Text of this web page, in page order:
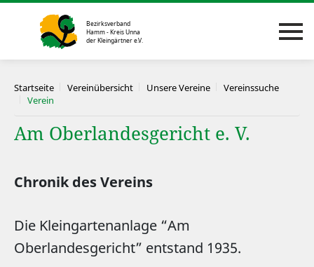
Startseite Vereinübersicht Unsere Vereine
Vereinssuche
Verein
Am Oberlandesgericht e. V.
Chronik des Vereins
Die Kleingartenanlage “Am
Oberlandesgericht” entstand 1935.